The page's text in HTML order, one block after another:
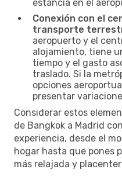
estancia en el
Conexión con el
transporte
aeropuerto y el
alojamiento, tiene
tiempo y el gasto
traslado. Si la
opciones
presentar
Considerar estos
de Bangkok a Madrid
experiencia, desde el
hogar hasta que pones
más relajada y